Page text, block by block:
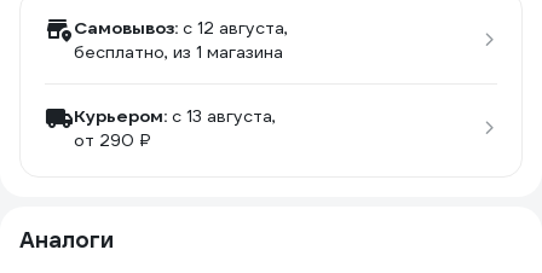
Самовывоз: c 12 августа,
бесплатно, из 1 магазина
Курьером: c 13 августа,
от 290 ₽
Аналоги